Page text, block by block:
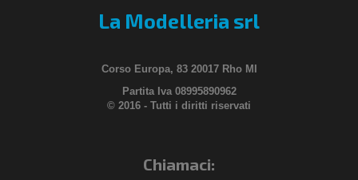
La Modelleria srl
Corso Europa, 83 20017 Rho MI
Partita Iva 08995890962
© 2016 - Tutti i diritti riservati
Chiamaci: